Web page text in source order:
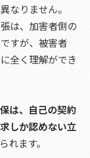
なりません。
は、加害者側の
すが、被害者
全く理解ができ
は、自己の契約
しか認めない立
れます。